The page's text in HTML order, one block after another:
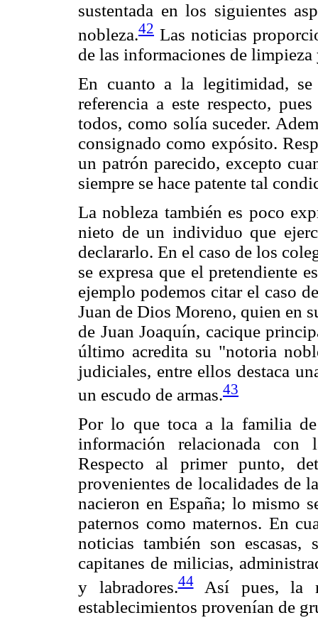
sustentada en los siguientes
nobleza.42 Las noticias
de las informaciones de
En cuanto a la legitimidad, se
referencia a este respecto,
todos, como solía suceder.
consignado como expósito.
un patrón parecido, excepto
siempre se hace patente tal
La nobleza también es poco
nieto de un individuo que
declararlo. En el caso de los
se expresa que el pretendiente
ejemplo podemos citar el caso
Juan de Dios Moreno, quien en
de Juan Joaquín, cacique
último acredita su "notoria
judiciales, entre ellos destaca
un escudo de armas.43
Por lo que toca a la familia
información relacionada con
Respecto al primer punto,
provenientes de localidades de
nacieron en España; lo mismo
paternos como maternos. En
noticias también son escasas,
capitanes de milicias,
y labradores.44Así pues, la
establecimientos provenían de